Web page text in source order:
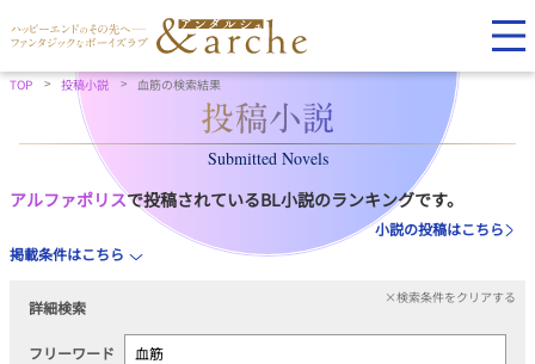
TOP 投稿小説 血筋の検索結果
Submitted Novels
アルファポリスで投稿されているBL小説のランキングです。
小説の投稿はこちら
掲載条件はこちら
詳細検索
×検索条件をクリアする
フリーワード